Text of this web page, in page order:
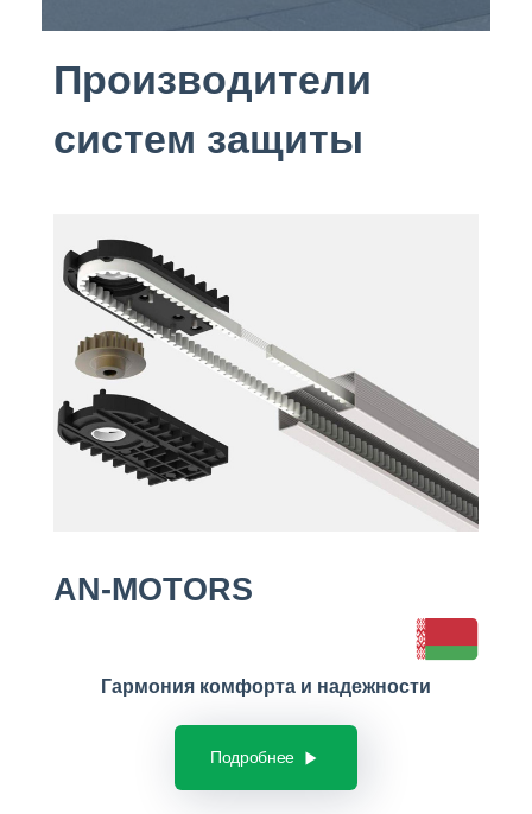
Производители
систем защиты
AN-MOTORS
Гармония комфорта и надежности
Подробнее